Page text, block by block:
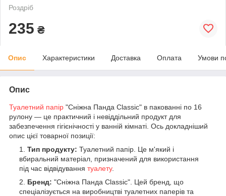
Роздріб
235 ₴
Опис Характеристики Доставка Оплата Умови
Опис
Туалетний папір "Сніжна Панда Classic" в пакованні по 16
рулону — це практичний і невіддільний продукт для
забезпечення гігієнічності у ванній кімнаті. Ось докладніший
опис цієї товарної позиції:
Тип продукту: Туалетний папір. Це м'який і
вбиральний матеріал, призначений для використання
під час відвідування туалету.
Бренд: "Сніжна Панда Classic". Цей бренд, що
спеціалізується на виробництві туалетних паперів та